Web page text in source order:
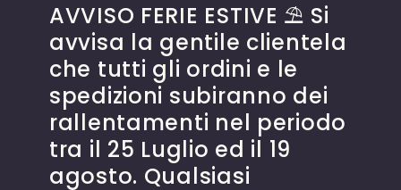
AVVISO FERIE ESTIVE ⛱️ Si
avvisa la gentile clientela
che tutti gli ordini e le
spedizioni subiranno dei
rallentamenti nel periodo
tra il 25 Luglio ed il 19
agosto. Qualsiasi